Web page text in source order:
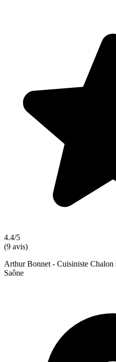
4.4/5
(9 avis)
Arthur Bonnet - Cuisiniste Chalon
Saône